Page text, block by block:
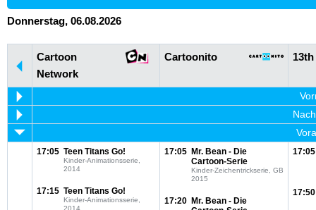
Donnerstag, 06.08.2026
Cartoon
Network
Cartoonito
17:05 Teen Titans Go!
Kinder-Animationsserie,
2014
17:15 Teen Titans Go!
Kinder-Animationsserie,
2014
17:05 Mr. Bean - Die
Cartoon-Serie
Kinder-Zeichentrickserie, GB
2015
17:20 Mr. Bean - Die
17:05
17:50